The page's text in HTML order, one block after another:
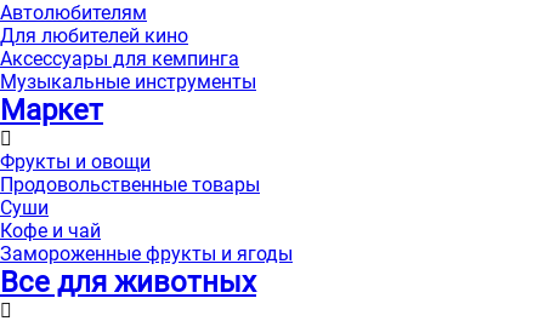
Автолюбителям
Для любителей кино
Аксессуары для кемпинга
Музыкальные инструменты
Маркет
Фрукты и овощи
Продовольственные товары
Суши
Кофе и чай
Замороженные фрукты и ягоды
Все для животных